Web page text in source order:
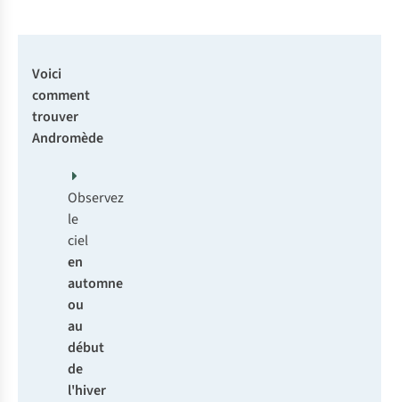
Voici
comment
trouver
Andromède
Observez
le
ciel
en
automne
ou
au
début
de
l'hiver